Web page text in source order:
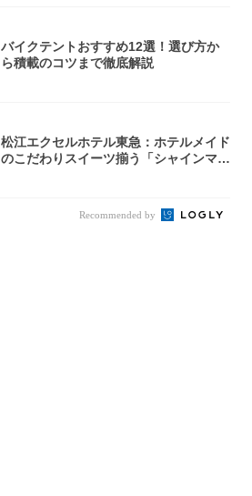
バイクテントおすすめ12選！選び方か
ら積載のコツまで徹底解説
松江エクセルホテル東急：ホテルメイド
のこだわりスイーツ揃う「シャインマス
Recommended by